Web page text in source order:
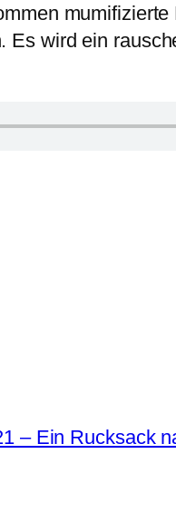
Es wird ein
– Ein Rucksack